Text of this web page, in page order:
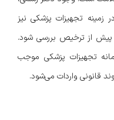
تجهیزات پزشکی نیز
پیش از ترخیص بررسی شود.
تجهیزات پزشکی موجب
قانونی واردات می‌شود.